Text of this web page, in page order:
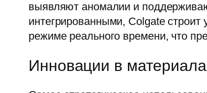
выявляют аномалии и
интегрированными, Colgate
режиме реального времени, что
Инновации в